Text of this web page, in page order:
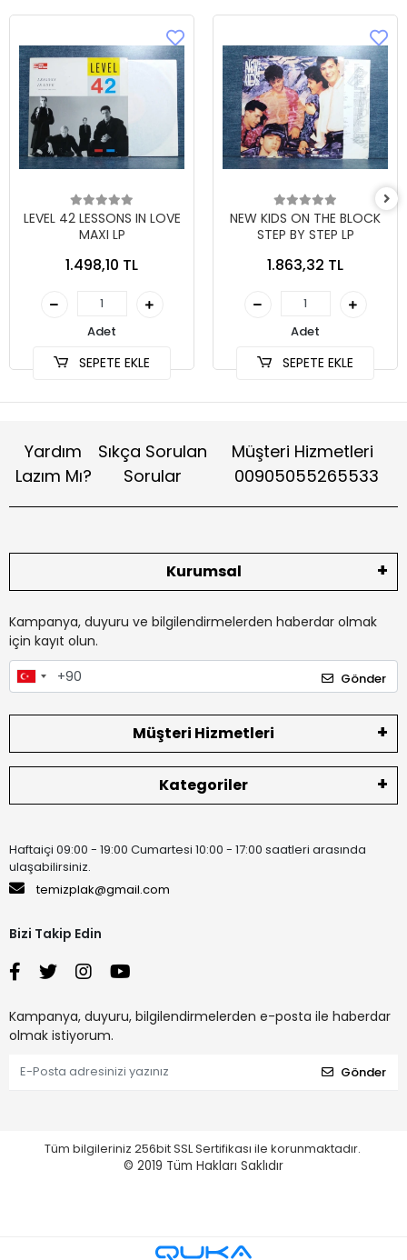
LEVEL 42 LESSONS IN LOVE
MAXI LP
1.498,10 TL
Adet
SEPETE EKLE
NEW KIDS ON THE BLOCK
STEP BY STEP LP
1.863,32 TL
Adet
SEPETE EKLE
Yardım
Lazım Mı?
Sıkça Sorulan
Sorular
Müşteri Hizmetleri
00905055265533
Kurumsal
Kampanya, duyuru ve bilgilendirmelerden haberdar olmak
için kayıt olun.
Gönder
Müşteri Hizmetleri
Kategoriler
Haftaiçi 09:00 - 19:00 Cumartesi 10:00 - 17:00 saatleri arasında
ulaşabilirsiniz.
temizplak@gmail.com
Bizi Takip Edin
Kampanya, duyuru, bilgilendirmelerden e-posta ile haberdar
olmak istiyorum.
Gönder
Tüm bilgileriniz 256bit SSL Sertifikası ile korunmaktadır.
© 2019 Tüm Hakları Saklıdır